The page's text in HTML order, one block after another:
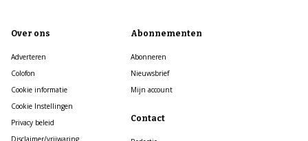
Over ons
Adverteren
Colofon
Cookie informatie
Cookie Instellingen
Privacy beleid
Abonnementen
Abonneren
Nieuwsbrief
Mijn account
Contact